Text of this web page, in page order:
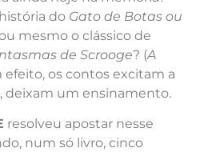
do Gato de Botas ou
mesmo o clássico de
de Scrooge? (A
efeito, os contos excitam a
deixam um ensinamento.
resolveu apostar nesse
num só livro, cinco